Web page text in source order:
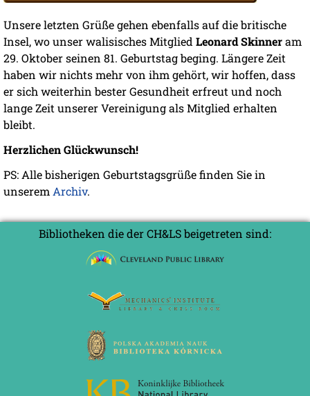
Unsere letzten Grüße gehen ebenfalls auf die britische
Insel, wo unser walisisches Mitglied Leonard Skinneram
29. Oktober seinen 81. Geburtstag beging. Längere Zeit
haben wir nichts mehr von ihm gehört, wir hoffen, dass
er sich weiterhin bester Gesundheit erfreut und noch
lange Zeit unserer Vereinigung als Mitglied erhalten
bleibt.
Herzlichen Glückwunsch!
PS: Alle bisherigen Geburtstagsgrüße finden Sie in
unserem Archiv.
Bibliotheken die der CH&LS beigetreten sind: